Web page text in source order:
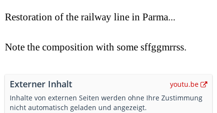
Restoration of the railway line in Parma...
Note the composition with some sffggmrrss.
Externer Inhalt
youtu.be
Inhalte von externen Seiten werden ohne Ihre Zustimmung
nicht automatisch geladen und angezeigt.